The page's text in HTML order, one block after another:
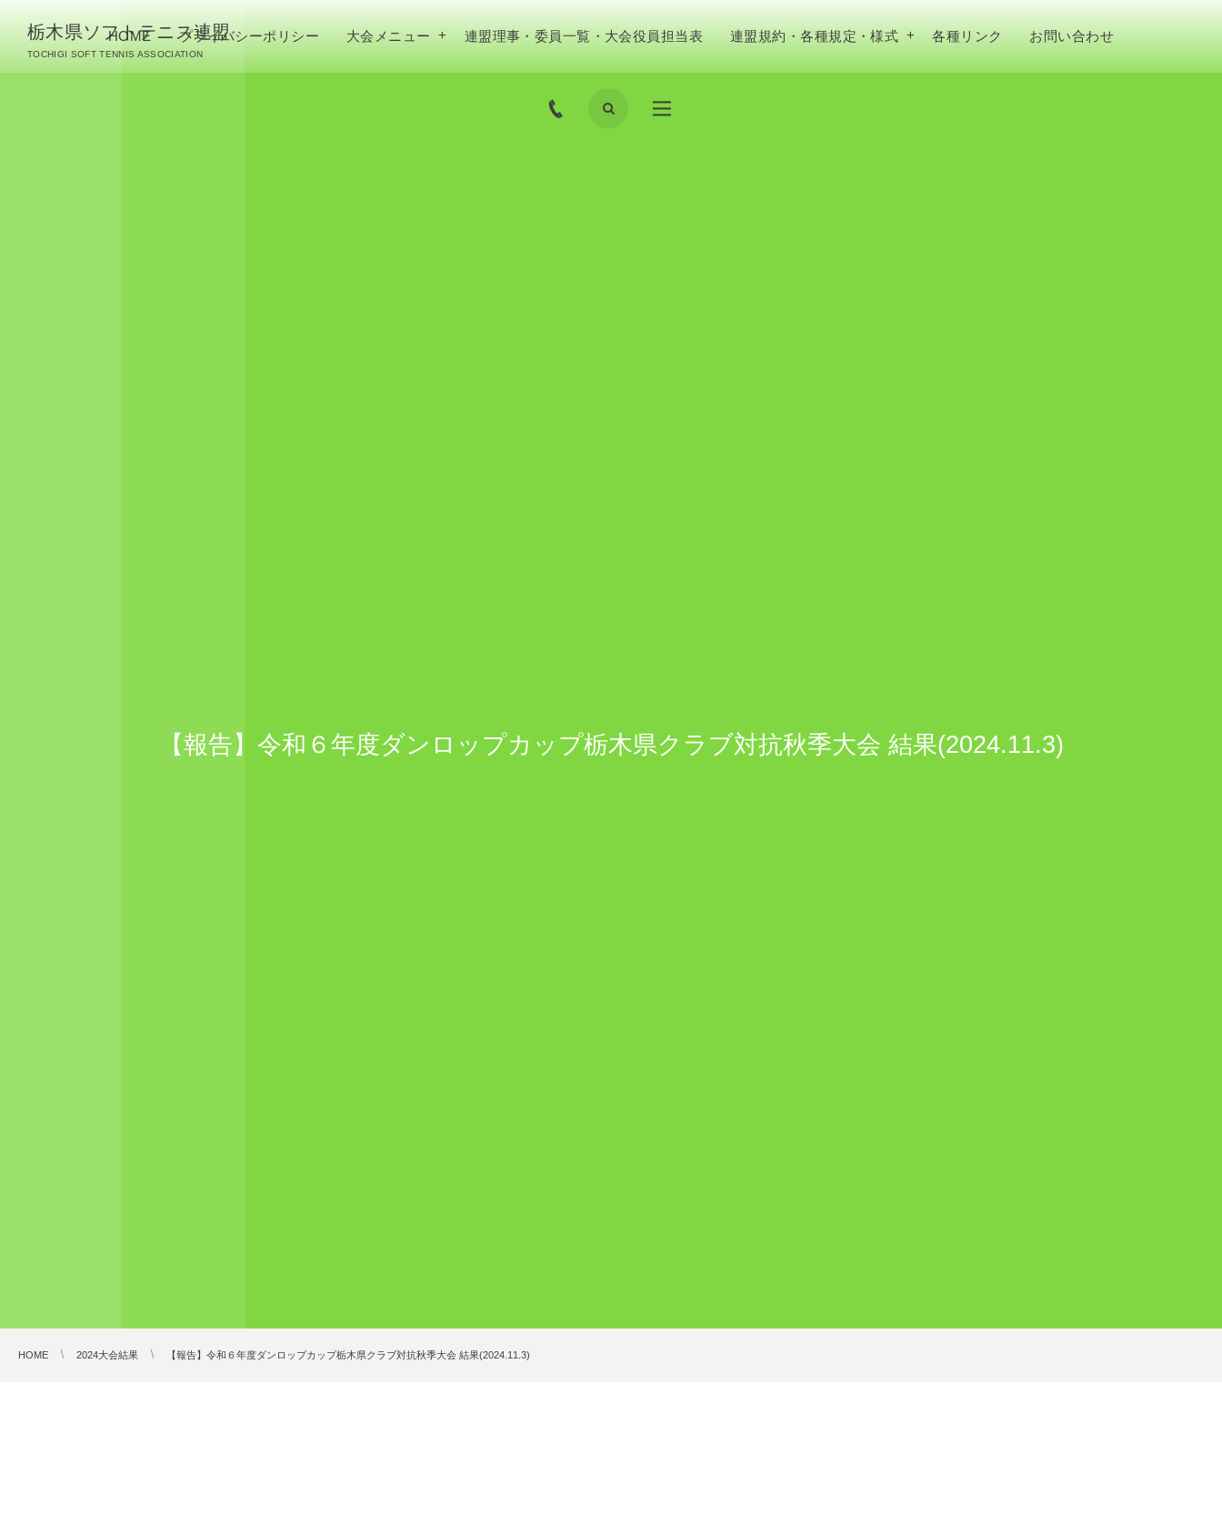
栃木県ソフトテニス連盟
TOCHIGI SOFT TENNIS ASSOCIATION
HOME プライバシーポリシー 大会メニュー 連盟理事・委員一覧・大会役員担当表 連盟規約・各種規定・様式 各種リンク お問い合わせ
【報告】令和６年度ダンロップカップ栃木県クラブ対抗秋季大会 結果(2024.11.3)
HOME 2024大会結果 【報告】令和６年度ダンロップカップ栃木県クラブ対抗秋季大会 結果(2024.11.3)